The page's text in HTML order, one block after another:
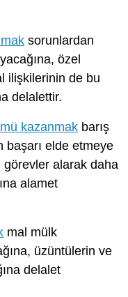
sorunlardan
özel
ilişkilerinin de bu
delalettir.
kazanmak barış
başarı elde etmeye
alarak daha
alamet
mal mülk
üzüntülerin ve
delalet